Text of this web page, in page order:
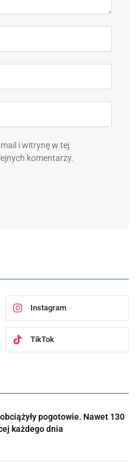
i witrynę w tej
komentarzy.
Instagram
TikTok
pogotowie. Nawet 130
każdego dnia